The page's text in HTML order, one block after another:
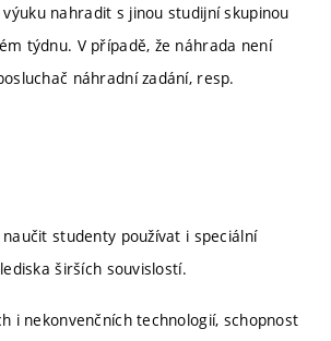
nahradit s jinou studijní skupinou
týdnu. V případě, že náhrada není
náhradní zadání, resp.
studenty používat i speciální
širších souvislostí.
i nekonvenčních technologií, schopnost